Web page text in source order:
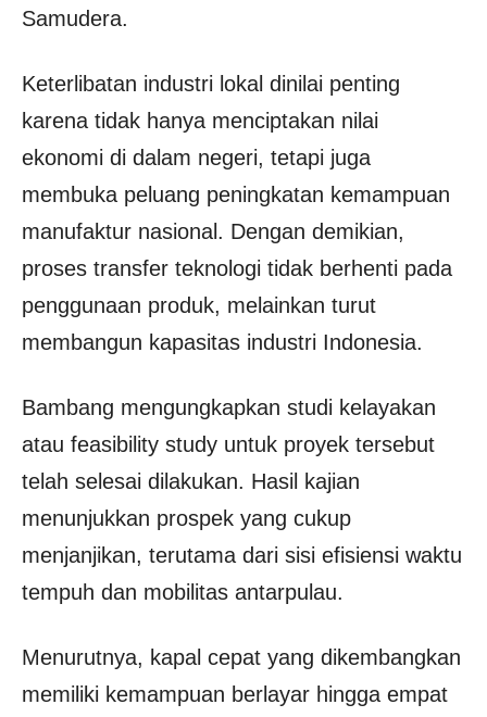
Samudera.
Keterlibatan industri lokal dinilai penting
karena tidak hanya menciptakan nilai
ekonomi di dalam negeri, tetapi juga
membuka peluang peningkatan kemampuan
manufaktur nasional. Dengan demikian,
proses transfer teknologi tidak berhenti pada
penggunaan produk, melainkan turut
membangun kapasitas industri Indonesia.
Bambang mengungkapkan studi kelayakan
atau feasibility study untuk proyek tersebut
telah selesai dilakukan. Hasil kajian
menunjukkan prospek yang cukup
menjanjikan, terutama dari sisi efisiensi waktu
tempuh dan mobilitas antarpulau.
Menurutnya, kapal cepat yang dikembangkan
memiliki kemampuan berlayar hingga empat